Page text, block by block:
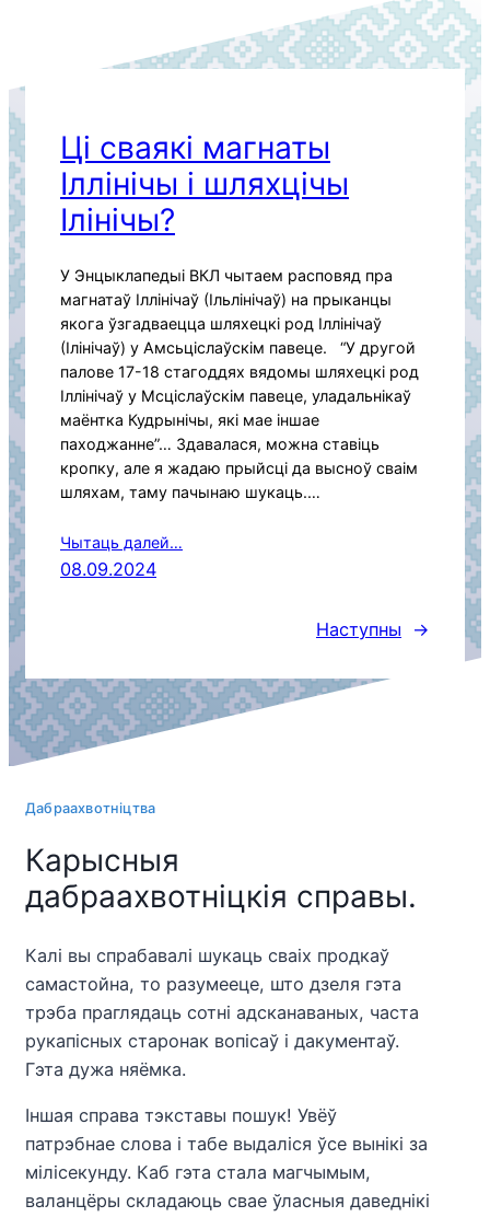
Ці сваякі магнаты
Іллінічы і шляхцічы
Ілінічы?
У Энцыклапедыі ВКЛ чытаем расповяд пра
магнатаў Іллінічаў (Ільлінічаў) на прыканцы
якога ўзгадваецца шляхецкі род Іллінічаў
(Ілінічаў) у Амсьціслаўскім павеце. “У другой
палове 17-18 стагоддях вядомы шляхецкі род
Іллінічаў у Мсціслаўскім павеце, уладальнікаў
маёнтка Кудрынічы, які мае іншае
паходжанне”… Здавалася, можна ставіць
кропку, але я жадаю прыйсці да высноў сваім
шляхам, таму пачынаю шукаць.…
Чытаць далей…
08.09.2024
Наступны →
Дабраахвотніцтва
Карысныя
дабраахвотніцкія справы.
Калі вы спрабавалі шукаць сваіх продкаў
самастойна, то разумееце, што дзеля гэта
трэба праглядаць сотні адсканаваных, часта
рукапісных старонак вопісаў і дакументаў.
Гэта дужа няёмка.
Іншая справа тэкставы пошук! Увёў
патрэбнае слова і табе выдаліся ўсе вынікі за
мілісекунду. Каб гэта стала магчымым,
валанцёры складаюць свае ўласныя даведнікі